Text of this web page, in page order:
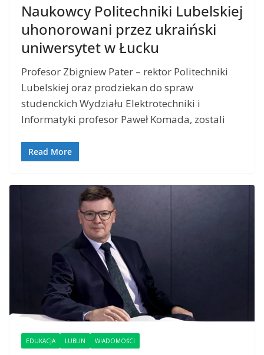
Naukowcy Politechniki Lubelskiej
uhonorowani przez ukraiński
uniwersytet w Łucku
Profesor Zbigniew Pater – rektor Politechniki
Lubelskiej oraz prodziekan do spraw
studenckich Wydziału Elektrotechniki i
Informatyki profesor Paweł Komada, zostali
Read More
EDUKACJA LUBLIN WIADOMOŚCI